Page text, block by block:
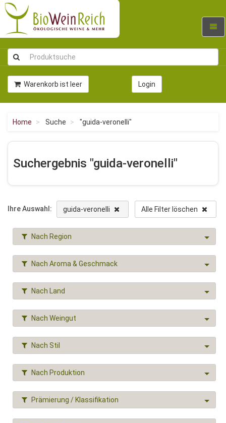
Warenkorb ist leer Login
Home Suche "guida-veronelli"
Suchergebnis "guida-veronelli"
Ihre Auswahl: guida-veronelli Alle Filter löschen
Nach Region
Nach Aroma & Geschmack
Nach Land
Nach Weingut
Nach Stil
Nach Produktion
Prämierung / Klassifikation